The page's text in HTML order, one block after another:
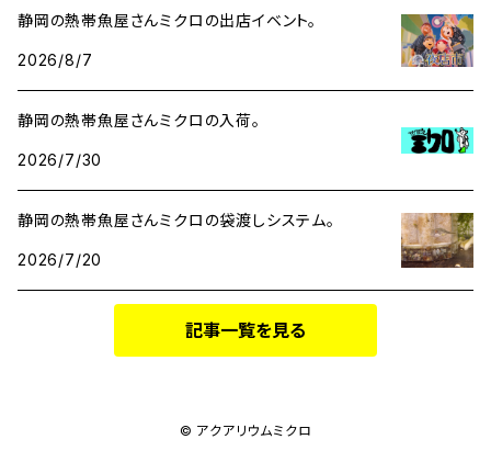
静岡の熱帯魚屋さんミクロの出店イベント。
2026/8/7
静岡の熱帯魚屋さんミクロの入荷。
2026/7/30
静岡の熱帯魚屋さんミクロの袋渡しシステム。
2026/7/20
記事一覧を見る
© アクアリウムミクロ